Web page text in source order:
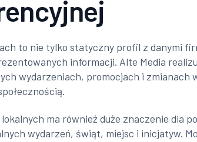
to nie tylko statyczny profil z danymi
informacji. Alte Media
wydarzeniach, promocjach i
ma również duże znaczenie dla
wydarzeń, świąt, miejsc i inicjatyw.